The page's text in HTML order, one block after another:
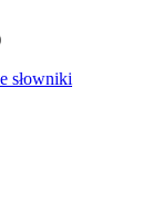
słowniki